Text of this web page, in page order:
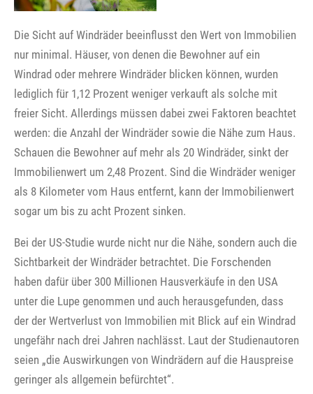
Die Sicht auf Windräder beeinflusst den Wert von Immobilien
nur minimal. Häuser, von denen die Bewohner auf ein
Windrad oder mehrere Windräder blicken können, wurden
lediglich für 1,12 Prozent weniger verkauft als solche mit
freier Sicht. Allerdings müssen dabei zwei Faktoren beachtet
werden: die Anzahl der Windräder sowie die Nähe zum Haus.
Schauen die Bewohner auf mehr als 20 Windräder, sinkt der
Immobilienwert um 2,48 Prozent. Sind die Windräder weniger
als 8 Kilometer vom Haus entfernt, kann der Immobilienwert
sogar um bis zu acht Prozent sinken.
Bei der US-Studie wurde nicht nur die Nähe, sondern auch die
Sichtbarkeit der Windräder betrachtet. Die Forschenden
haben dafür über 300 Millionen Hausverkäufe in den USA
unter die Lupe genommen und auch herausgefunden, dass
der der Wertverlust von Immobilien mit Blick auf ein Windrad
ungefähr nach drei Jahren nachlässt. Laut der Studienautoren
seien „die Auswirkungen von Windrädern auf die Hauspreise
geringer als allgemein befürchtet“.